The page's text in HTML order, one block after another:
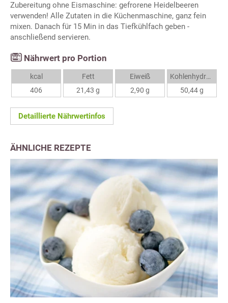
Zubereitung ohne Eismaschine: gefrorene Heidelbeeren
verwenden! Alle Zutaten in die Küchenmaschine, ganz fein
mixen. Danach für 15 Min in das Tiefkühlfach geben -
anschließend servieren.
Nährwert pro Portion
kcal
406
Fett
21,43 g
Eiweiß
2,90 g
Kohlenhydrate
50,44 g
Detaillierte Nährwertinfos
ÄHNLICHE REZEPTE